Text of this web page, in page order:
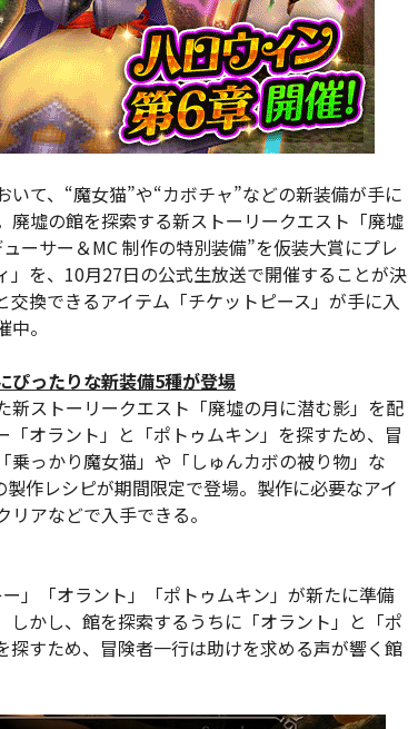
て、“魔女猫”や“カボチャ”などの新装備が手に
廃墟の館を探索する新ストーリークエスト「廃墟
ーサー＆MC 制作の特別装備”を仮装大賞にプレ
を、10月27日の公式生放送で開催することが決
換できるアイテム「チケットピース」が手に入
。
ぴったりな新装備5種が登場
ストーリークエスト「廃墟の月に潜む影」を配
オラント」と「ポトゥムキン」を探すため、冒
っかり魔女猫」や「しゅんカボの被り物」な
作レシピが期間限定で登場。製作に必要なアイ
アなどで入手できる。
」「オラント」「ポトゥムキン」が新たに準備
しかし、館を探索するうちに「オラント」と「ポ
探すため、冒険者一行は助けを求める声が響く館